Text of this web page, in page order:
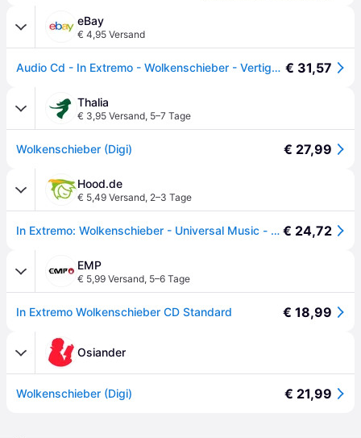
eBay
€ 4,95 Versand
Audio Cd - In Extremo - Wolkenschieber - Vertigo -A- Neu € 31,57
Thalia
€ 3,95 Versand, 5–7 Tage
Wolkenschieber (Digi) € 27,99
Hood.de
€ 5,49 Versand, 2–3 Tage
In Extremo: Wolkenschieber - Universal Music - (CD / W) € 24,72
EMP
€ 5,99 Versand, 5–6 Tage
In Extremo Wolkenschieber CD Standard € 18,99
Osiander
Wolkenschieber (Digi) € 21,99